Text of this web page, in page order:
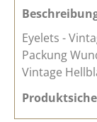
Eyelets -
Packung
Vintage